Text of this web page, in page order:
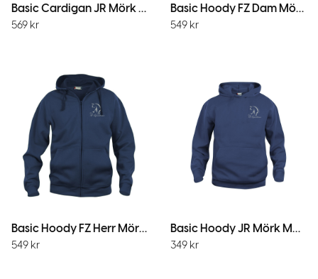
Basic Cardigan JR Mörk Marin
569 kr
Basic Hoody FZ Dam Mörk Marin
549 kr
Basic Hoody FZ Herr Mörk Marin
549 kr
Basic Hoody JR Mörk Marin
349 kr